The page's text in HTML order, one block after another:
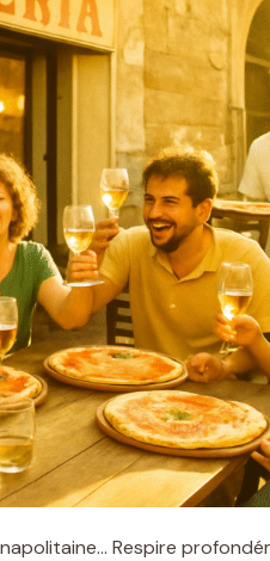
Respire